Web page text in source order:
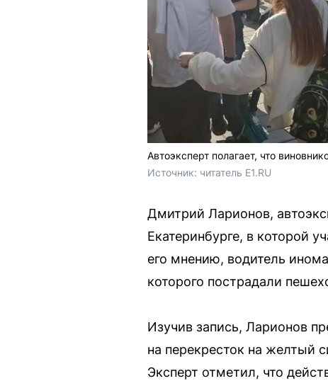
Автоэксперт полагает, что
Источник: читатель Е1.RU
Дмитрий Ларионов,
Екатеринбурге, в которой
его мнению, водитель
которого пострадали
Изучив запись, Ларионов
на перекресток на желтый
Эксперт отметил, что